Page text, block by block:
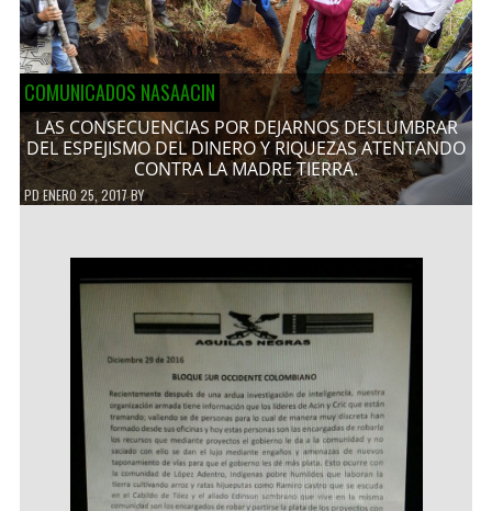
COMUNICADOS NASAACIN
LAS CONSECUENCIAS POR DEJARNOS DESLUMBRAR
DEL ESPEJISMO DEL DINERO Y RIQUEZAS ATENTANDO
CONTRA LA MADRE TIERRA.
PDENERO 25, 2017BY